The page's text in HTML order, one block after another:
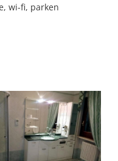
wi-fi, parken